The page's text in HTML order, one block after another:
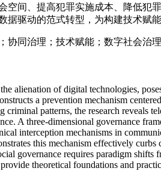
空间、提高犯罪实施成本、降低
驱动的范式转型，为构建技术赋
协同治理；技术赋能；数字社会治理
alienation of digital technologies,
a prevention mechanism
patterns, the research reveals
A three-dimensional governance
interception mechanisms in
this mechanism effectively
governance requires paradigm
theoretical foundations and